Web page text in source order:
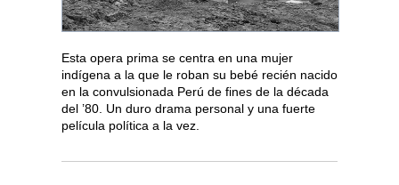
Esta opera prima se centra en una mujer
indígena a la que le roban su bebé recién nacido
en la convulsionada Perú de fines de la década
del ’80. Un duro drama personal y una fuerte
película política a la vez.